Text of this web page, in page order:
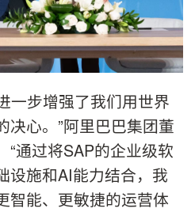
一步增强了我们用世界
决心。”阿里巴巴集团董
“通过将SAP的企业级软
设施和AI能力结合，我
智能、更敏捷的运营体